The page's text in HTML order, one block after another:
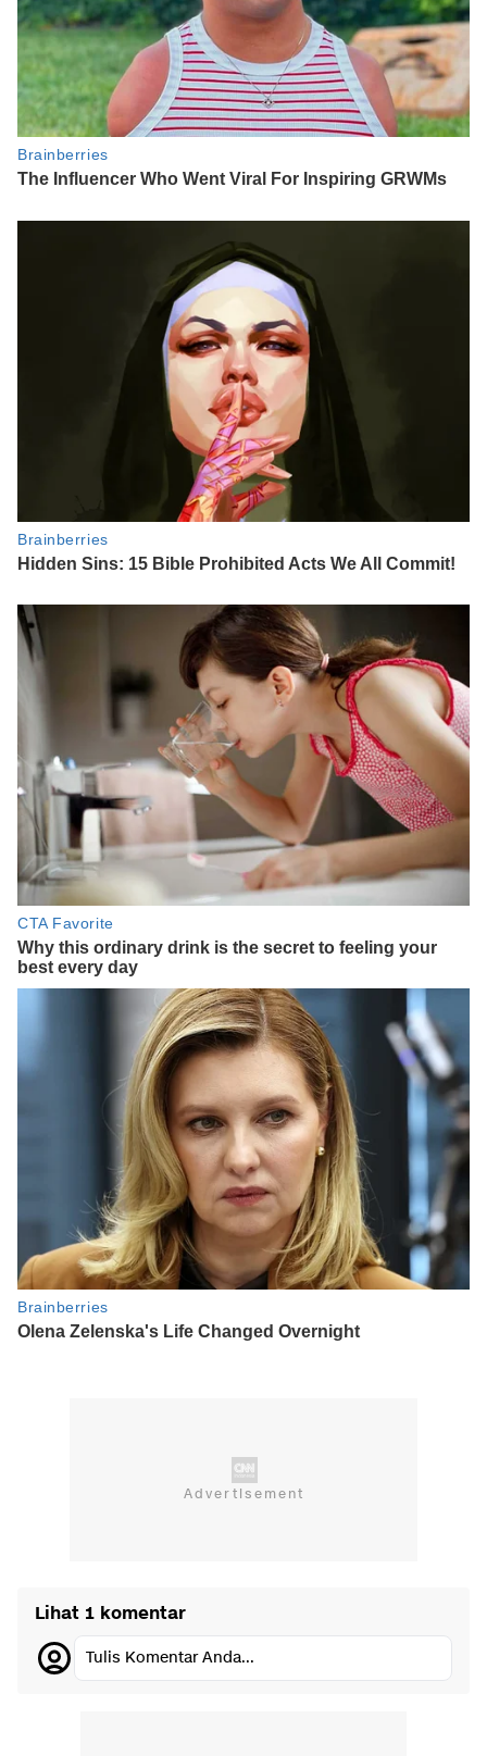
Lihat 1 komentar
Tulis Komentar Anda...